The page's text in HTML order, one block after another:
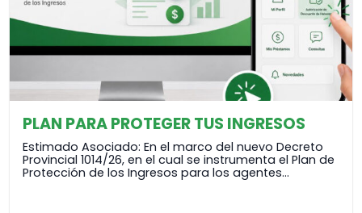
PLAN PARA PROTEGER TUS INGRESOS
Estimado Asociado: En el marco del nuevo Decreto
Provincial 1014/26, en el cual se instrumenta el Plan de
Protección de los Ingresos para los agentes…